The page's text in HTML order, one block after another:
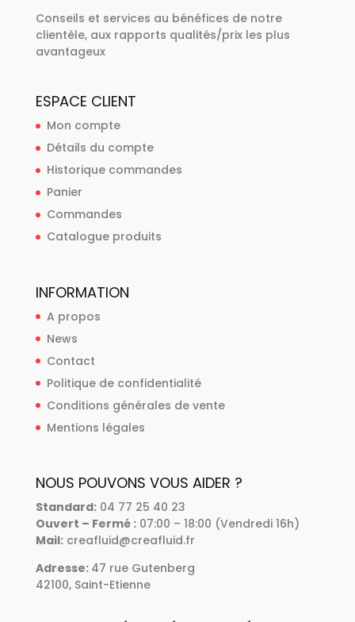
Conseils et services au bénéfices de notre
clientèle, aux rapports qualités/prix les plus
avantageux
ESPACE CLIENT
Mon compte
Détails du compte
Historique commandes
Panier
Commandes
Catalogue produits
INFORMATION
A propos
News
Contact
Politique de confidentialité
Conditions générales de vente
Mentions légales
NOUS POUVONS VOUS AIDER ?
Standard:04 77 25 40 23
Ouvert – Fermé :07:00 – 18:00 (Vendredi 16h)
Mail:creafluid@creafluid.fr
Adresse: 47 rue Gutenberg
42100, Saint-Etienne